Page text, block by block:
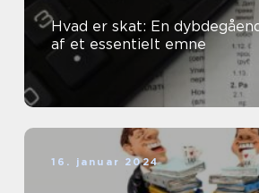
Hvad er skat: En
af et essentielt emne
16. januar 2024